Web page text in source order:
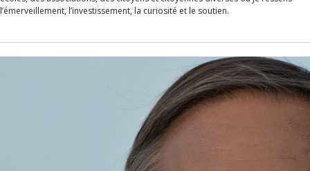
l’émerveillement, l’investissement, la curiosité et le soutien.